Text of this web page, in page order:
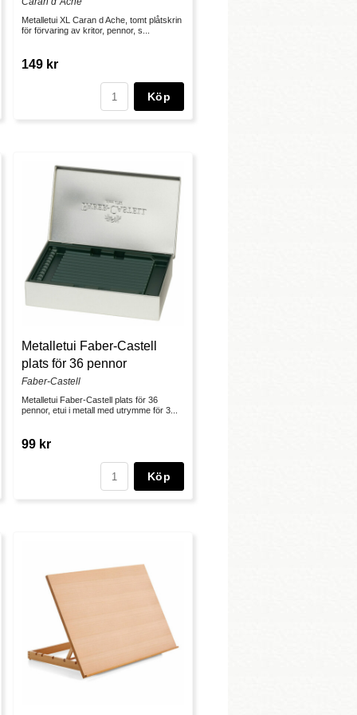
Metalletui XL Caran d Ache, tomt plåtskrin
för förvaring av kritor, pennor, s...
149 kr
Köp
Metalletui Faber-Castell
plats för 36 pennor
Faber-Castell
Metalletui Faber-Castell plats för 36
pennor, etui i metall med utrymme för 3...
99 kr
Köp